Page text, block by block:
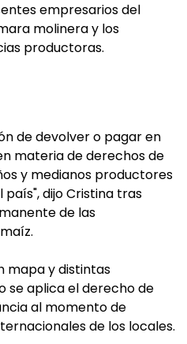
empresarios del
molinera y los
productoras.
de devolver o pagar en
materia de derechos de
y medianos productores
dijo Cristina tras
de las
mapa y distintas
se aplica el derecho de
al momento de
de los locales.